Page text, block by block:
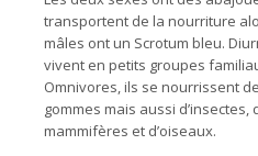
transportent de la nourriture
mâles ont un Scrotum bleu.
vivent en petits groupes
Omnivores, ils se nourrissent
gommes mais aussi
mammifères et d’oiseaux.